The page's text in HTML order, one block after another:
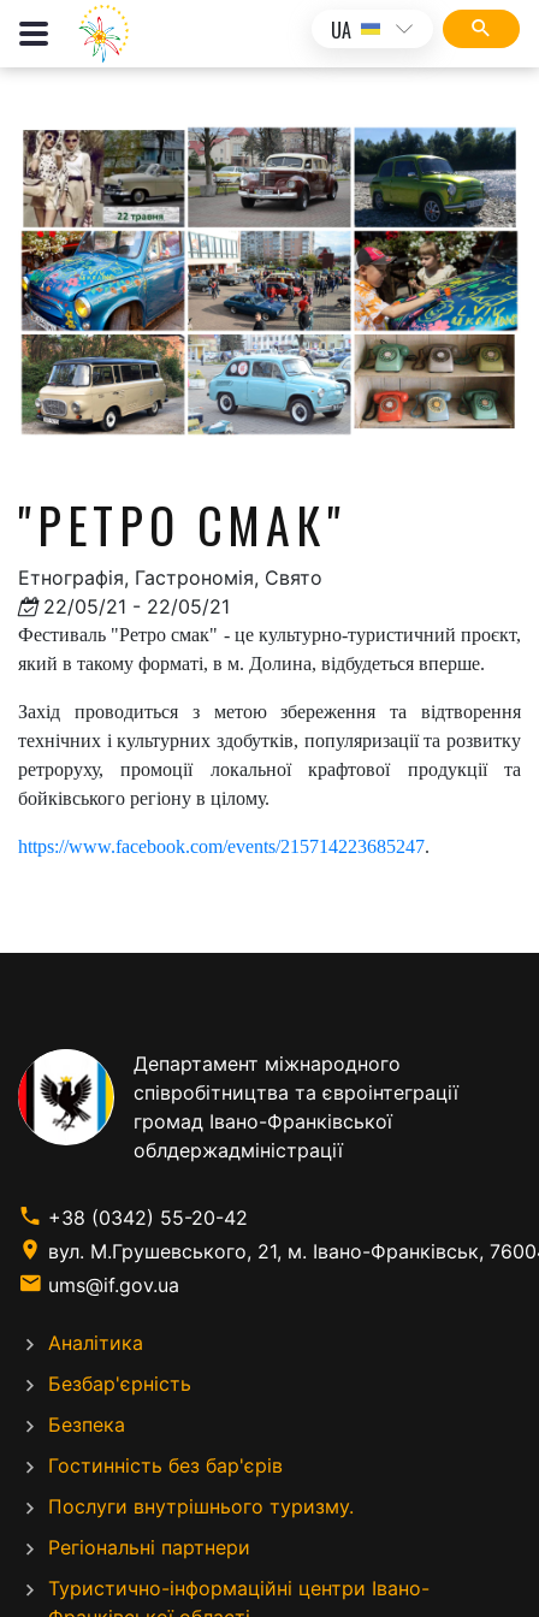
UA
"РЕТРО СМАК"
Етнографія, Гастрономія, Свято
22/05/21 - 22/05/21
Фестиваль "Ретро смак" - це культурно-туристичний проєкт,
який в такому форматі, в м. Долина, відбудеться вперше.
Захід проводиться з метою збереження та відтворення
технічних і культурних здобутків, популяризації та розвитку
ретроруху, промоції локальної крафтової продукції та
бойківського регіону в цілому.
https://www.facebook.com/events/215714223685247.
Департамент міжнародного
співробітництва та євроінтеграції
громад Івано-Франківської
облдержадміністрації
+38 (0342) 55-20-42
вул. М.Грушевського, 21, м. Івано-Франківськ,
ums@if.gov.ua
Аналітика
Безбар'єрність
Безпека
Гостинність без бар'єрів
Послуги внутрішнього туризму.
Регіональні партнери
Туристично-інформаційні центри Івано-